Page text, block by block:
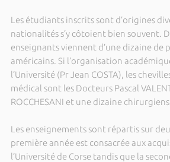
Les étudiants inscrits sont d’origines
nationalités s’y côtoient bien souvent.
enseignants viennent d’une dizaine de
américains. Si l’organisation
l’Université (Pr Jean COSTA), les
médical sont les Docteurs Pascal
ROCCHESANI et une dizaine
Les enseignements sont répartis sur
première année est consacrée aux
l’Université de Corse tandis que la